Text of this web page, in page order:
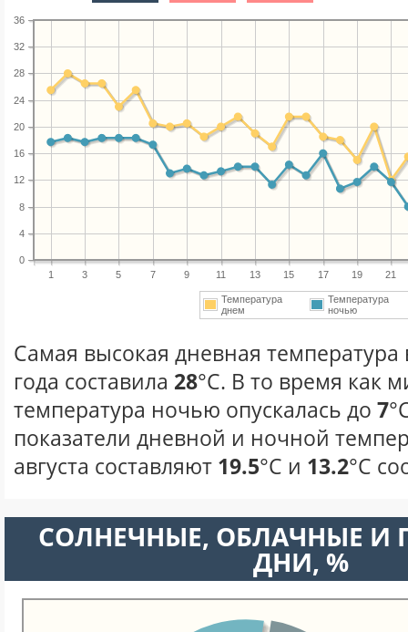
1 3 5 7 9 11 13 15 17 19 21
0
4
8
12
16
20
24
28
32
36
Температура
днем
Температура
ночью
Самая высокая дневная температура
года составила 28°С. В то время как
температура ночью опускалась до 7
показатели дневной и ночной
августа составляют 19.5°С и 13.2°С
CОЛНЕЧНЫЕ, ОБЛАЧНЫЕ И
ДНИ, %